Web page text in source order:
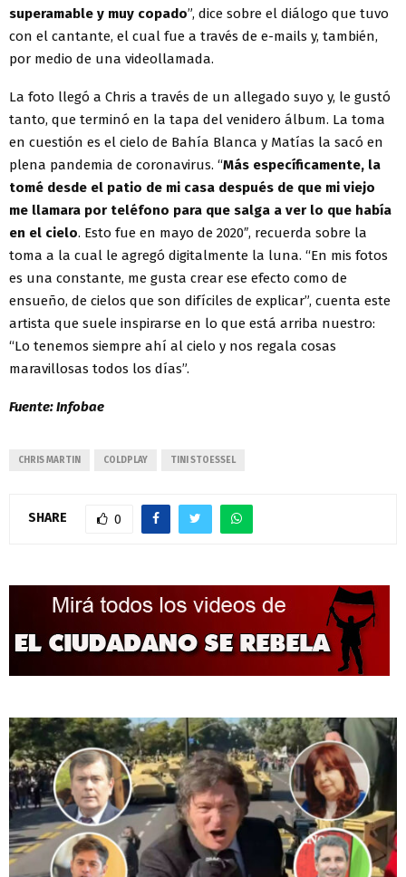
superamable y muy copado”, dice sobre el diálogo que tuvo
con el cantante, el cual fue a través de e-mails y, también,
por medio de una videollamada.
La foto llegó a Chris a través de un allegado suyo y, le gustó
tanto, que terminó en la tapa del venidero álbum. La toma
en cuestión es el cielo de Bahía Blanca y Matías la sacó en
plena pandemia de coronavirus. “Más específicamente, la
tomé desde el patio de mi casa después de que mi viejo
me llamara por teléfono para que salga a ver lo que había
en el cielo. Esto fue en mayo de 2020″, recuerda sobre la
toma a la cual le agregó digitalmente la luna. “En mis fotos
es una constante, me gusta crear ese efecto como de
ensueño, de cielos que son difíciles de explicar”, cuenta este
artista que suele inspirarse en lo que está arriba nuestro:
“Lo tenemos siempre ahí al cielo y nos regala cosas
maravillosas todos los días”.
Fuente: Infobae
CHRIS MARTIN COLDPLAY TINI STOESSEL
SHARE 0